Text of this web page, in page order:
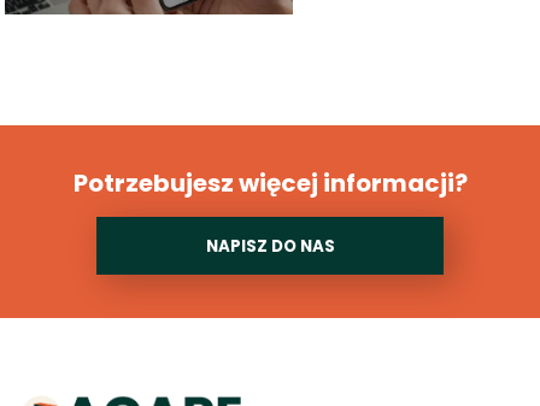
Potrzebujesz więcej informacji?
NAPISZ DO NAS